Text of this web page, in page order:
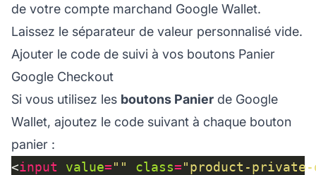
de votre compte marchand Google Wallet.
Laissez le séparateur de valeur personnalisé vide.
Ajouter le code de suivi à vos boutons Panier
Google Checkout
Si vous utilisez les boutons Panier de Google
Wallet, ajoutez le code suivant à chaque bouton
panier :
<input value="" class="product-private-